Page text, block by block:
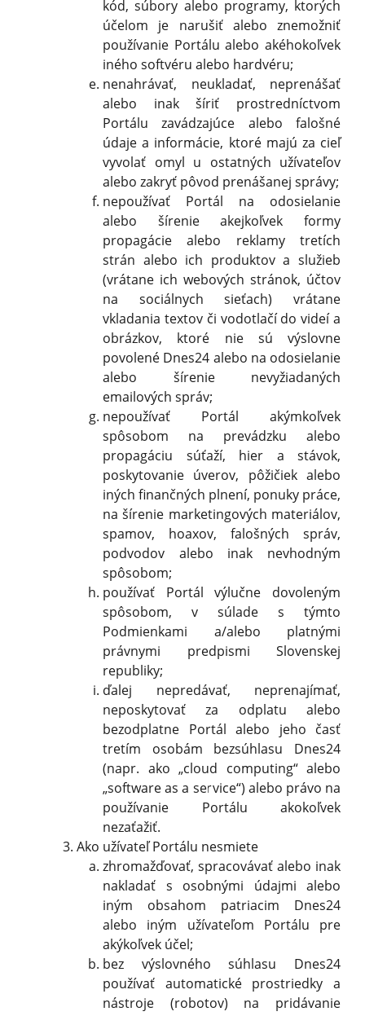
kód, súbory alebo programy, ktorých
účelom je narušiť alebo znemožniť
používanie Portálu alebo akéhokoľvek
iného softvéru alebo hardvéru;
nenahrávať, neukladať, neprenášať
alebo inak šíriť prostredníctvom
Portálu zavádzajúce alebo falošné
údaje a informácie, ktoré majú za cieľ
vyvolať omyl u ostatných užívateľov
alebo zakryť pôvod prenášanej správy;
nepoužívať Portál na odosielanie
alebo šírenie akejkoľvek formy
propagácie alebo reklamy tretích
strán alebo ich produktov a služieb
(vrátane ich webových stránok, účtov
na sociálnych sieťach) vrátane
vkladania textov či vodotlačí do videí a
obrázkov, ktoré nie sú výslovne
povolené Dnes24 alebo na odosielanie
alebo šírenie nevyžiadaných
emailových správ;
nepoužívať Portál akýmkoľvek
spôsobom na prevádzku alebo
propagáciu súťaží, hier a stávok,
poskytovanie úverov, pôžičiek alebo
iných finančných plnení, ponuky práce,
na šírenie marketingových materiálov,
spamov, hoaxov, falošných správ,
podvodov alebo inak nevhodným
spôsobom;
používať Portál výlučne dovoleným
spôsobom, v súlade s týmto
Podmienkami a/alebo platnými
právnymi predpismi Slovenskej
republiky;
ďalej nepredávať, neprenajímať,
neposkytovať za odplatu alebo
bezodplatne Portál alebo jeho časť
tretím osobám bezsúhlasu Dnes24
(napr. ako „cloud computing“ alebo
„software as a service“) alebo právo na
používanie Portálu akokoľvek
nezaťažiť.
Ako užívateľ Portálu nesmiete
zhromažďovať, spracovávať alebo inak
nakladať s osobnými údajmi alebo
iným obsahom patriacim Dnes24
alebo iným užívateľom Portálu pre
akýkoľvek účel;
bez výslovného súhlasu Dnes24
používať automatické prostriedky a
nástroje (robotov) na pridávanie